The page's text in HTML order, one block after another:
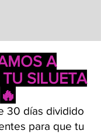
A
TU SILUETA
🔥
30 días dividido
para que tu